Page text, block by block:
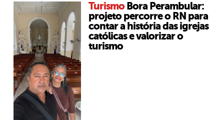
Turismo Bora Perambular:
projeto percorre o RN para
contar a história das igrejas
católicas e valorizar o
turismo